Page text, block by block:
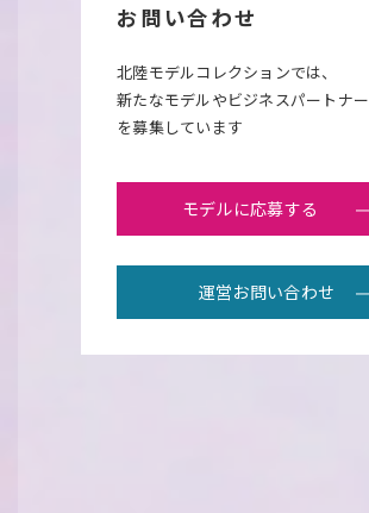
お問い合わせ
北陸モデルコレクションでは、
新たなモデルやビジネスパートナー
を募集しています
モデルに応募する
運営お問い合わせ